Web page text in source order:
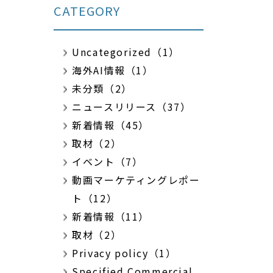
CATEGORY
Uncategorized（1）
海外AI情報（1）
未分類（2）
ニュースリリース（37）
新着情報（45）
取材（2）
イベント（7）
動画マーケティングレポー
ト（12）
新着情報（11）
取材（2）
Privacy policy（1）